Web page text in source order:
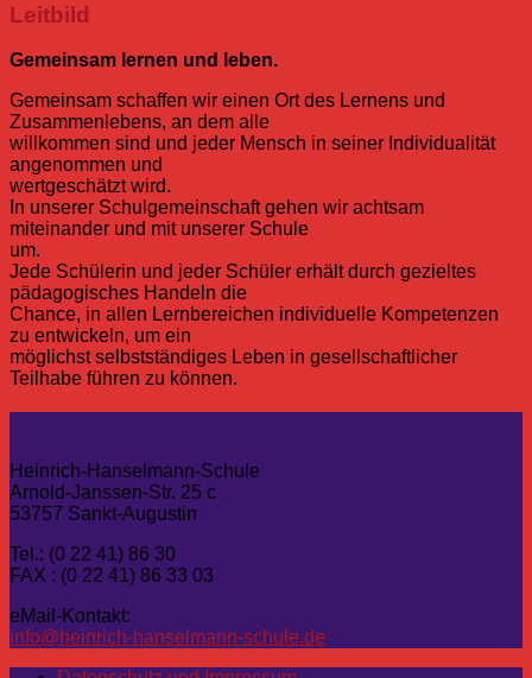
Leitbild
Gemeinsam lernen und leben.
Gemeinsam schaffen wir einen Ort des Lernens und
Zusammenlebens, an dem alle
willkommen sind und jeder Mensch in seiner Individualität
angenommen und
wertgeschätzt wird.
In unserer Schulgemeinschaft gehen wir achtsam
miteinander und mit unserer Schule
um.
Jede Schülerin und jeder Schüler erhält durch gezieltes
pädagogisches Handeln die
Chance, in allen Lernbereichen individuelle Kompetenzen
zu entwickeln, um ein
möglichst selbstständiges Leben in gesellschaftlicher
Teilhabe führen zu können.
Heinrich-Hanselmann-Schule
Arnold-Janssen-Str. 25 c
53757 Sankt-Augustin
Tel.: (0 22 41) 86 30
FAX : (0 22 41) 86 33 03
eMail-Kontakt:
info@heinrich-hanselmann-schule.de